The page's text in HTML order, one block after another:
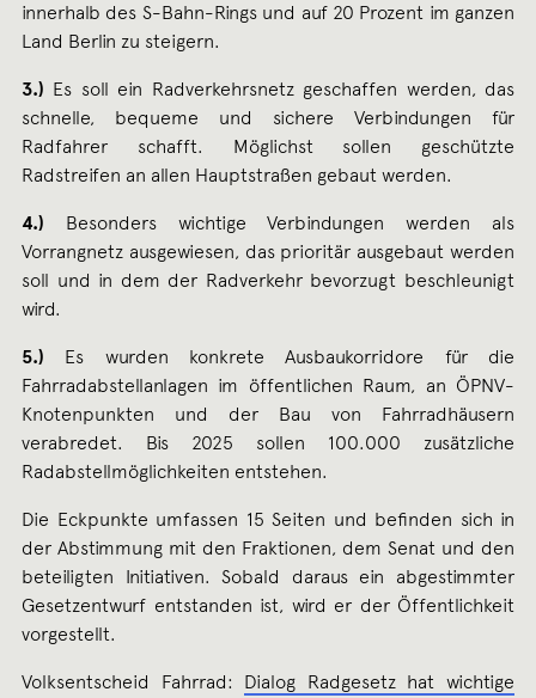
innerhalb des S-Bahn-Rings und auf 20 Prozent im ganzen
Land Berlin zu steigern.
3.) Es soll ein Radverkehrsnetz geschaffen werden, das
schnelle, bequeme und sichere Verbindungen für
Radfahrer schafft. Möglichst sollen geschützte
Radstreifen an allen Hauptstraßen gebaut werden.
4.) Besonders wichtige Verbindungen werden als
Vorrangnetz ausgewiesen, das prioritär ausgebaut werden
soll und in dem der Radverkehr bevorzugt beschleunigt
wird.
5.) Es wurden konkrete Ausbaukorridore für die
Fahrradabstellanlagen im öffentlichen Raum, an ÖPNV-
Knotenpunkten und der Bau von Fahrradhäusern
verabredet. Bis 2025 sollen 100.000 zusätzliche
Radabstellmöglichkeiten entstehen.
Die Eckpunkte umfassen 15 Seiten und befinden sich in
der Abstimmung mit den Fraktionen, dem Senat und den
beteiligten Initiativen. Sobald daraus ein abgestimmter
Gesetzentwurf entstanden ist, wird er der Öffentlichkeit
vorgestellt.
Volksentscheid Fahrrad: Dialog Radgesetz hat wichtige